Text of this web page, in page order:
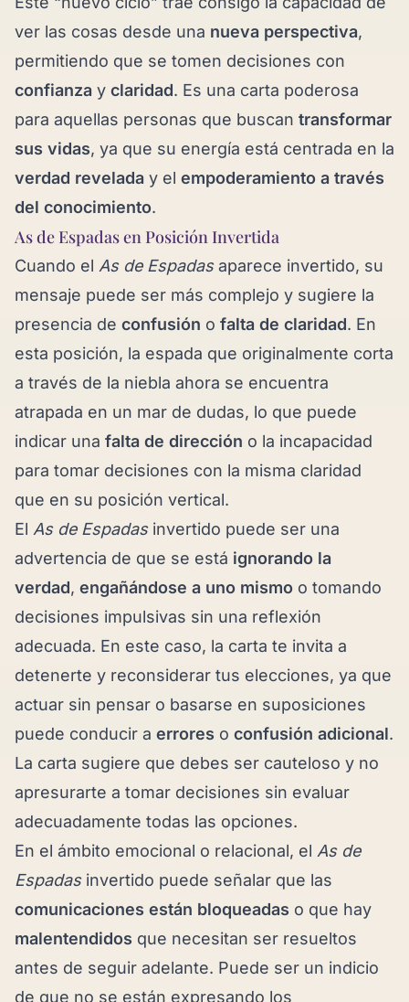
ver las cosas desde una nueva perspectiva,
permitiendo que se tomen decisiones con
confianza y claridad. Es una carta poderosa
para aquellas personas que buscan transformar
sus vidas, ya que su energía está centrada en la
verdad revelada y el empoderamiento a través
del conocimiento.
As de Espadas en Posición Invertida
Cuando el As de Espadasaparece invertido, su
mensaje puede ser más complejo y sugiere la
presencia de confusión o falta de claridad. En
esta posición, la espada que originalmente corta
a través de la niebla ahora se encuentra
atrapada en un mar de dudas, lo que puede
indicar una falta de dirección o la incapacidad
para tomar decisiones con la misma claridad
que en su posición vertical.
El As de Espadasinvertido puede ser una
advertencia de que se está ignorando la
verdad, engañándose a uno mismo o tomando
decisiones impulsivas sin una reflexión
adecuada. En este caso, la carta te invita a
detenerte y reconsiderar tus elecciones, ya que
actuar sin pensar o basarse en suposiciones
puede conducir a errores o confusión adicional.
La carta sugiere que debes ser cauteloso y no
apresurarte a tomar decisiones sin evaluar
adecuadamente todas las opciones.
En el ámbito emocional o relacional, el As de
Espadasinvertido puede señalar que las
comunicaciones están bloqueadas o que hay
malentendidos que necesitan ser resueltos
antes de seguir adelante. Puede ser un indicio
de que no se están expresando los